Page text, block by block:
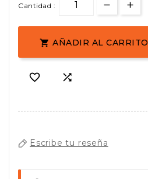
Cantidad :
 AÑADIR AL CARRITO
 
Escribe tu reseña